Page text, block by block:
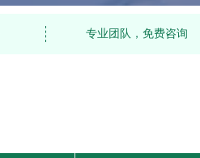
专业团队，免费咨询